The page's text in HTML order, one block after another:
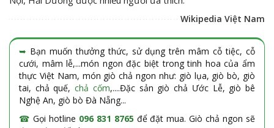
Wikipedia Việt Nam
➥ Bạn muốn thưởng thức, sử dụng trên mâm cỗ tiệc, cỗ
cưới, mâm lễ,...món ngon đặc biệt trong tinh hoa của ẩm
thực Việt Nam, món giò chả ngon như: giò lụa, giò bò, giò
tai, chả quế,chả cốm,....Đặc sản giò chả Ước Lễ, giò bê
Nghệ An, giò bò Đà Nẵng...
☎ Gọi hotline 096 831 8765 để đặt mua. Giò chả ngon sẽ